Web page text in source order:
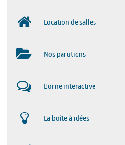
Location de salles
Nos parutions
Borne interactive
La boîte à idées